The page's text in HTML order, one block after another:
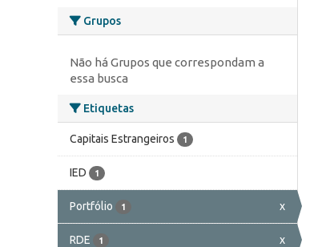
Grupos
Não há Grupos que correspondam a
essa busca
Etiquetas
Capitais Estrangeiros 1
IED 1
Portfólio 1 x
RDE 1 x